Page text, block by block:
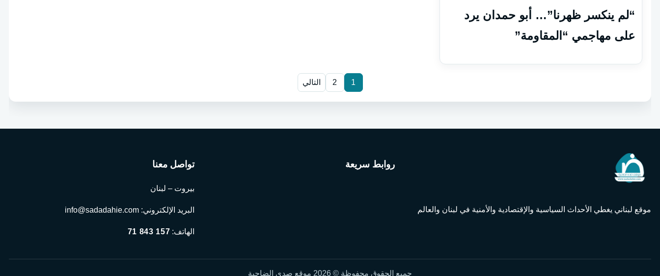
“لم ينكسر ظهرنا”… أبو حمدان يرد
على مهاجمي “المقاومة”
1
2 التالي
موقع لبناني يغطي الأحداث السياسية والإقتصادية والأمنية في لبنان والعالم
روابط سريعة تواصل معنا
بيروت – لبنان
البريد الإلكتروني: info@sadadahie.com
الهاتف: 71 843 157
جميع الحقوق محفوظة © 2026 موقع صدى الضاحية